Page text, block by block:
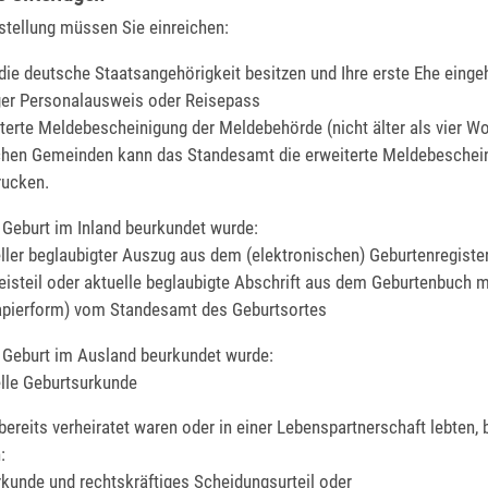
müssen Sie einreichen:
deutsche Staatsangehörigkeit besitzen und Ihre erste Ehe
Personalausweis oder Reisepass
Meldebescheinigung der Meldebehörde (nicht älter als vier
Gemeinden kann das Standesamt die erweiterte
im Inland beurkundet wurde:
beglaubigter Auszug aus dem (elektronischen)
oder aktuelle beglaubigte Abschrift aus dem Geburtenbuch
vom Standesamt des Geburtsortes
im Ausland beurkundet wurde:
Geburtsurkunde
verheiratet waren oder in einer Lebenspartnerschaft lebten,
und rechtskräftiges Scheidungsurteil oder